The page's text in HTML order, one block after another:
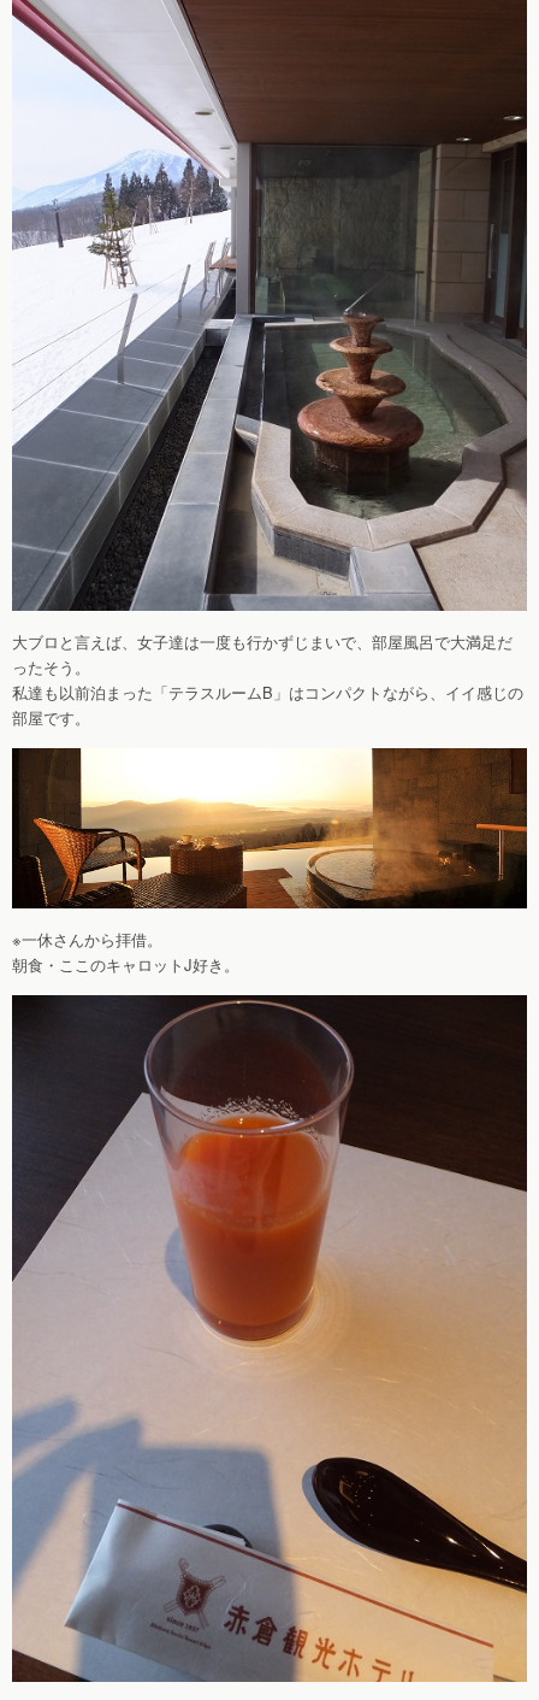
大ブロと言えば、女子達は一度も行かずじまいで、部屋風呂で大満足だ
ったそう。
私達も以前泊まった「テラスルームB」はコンパクトながら、イイ感じの
部屋です。
※一休さんから拝借。
朝食・ここのキャロットJ好き。